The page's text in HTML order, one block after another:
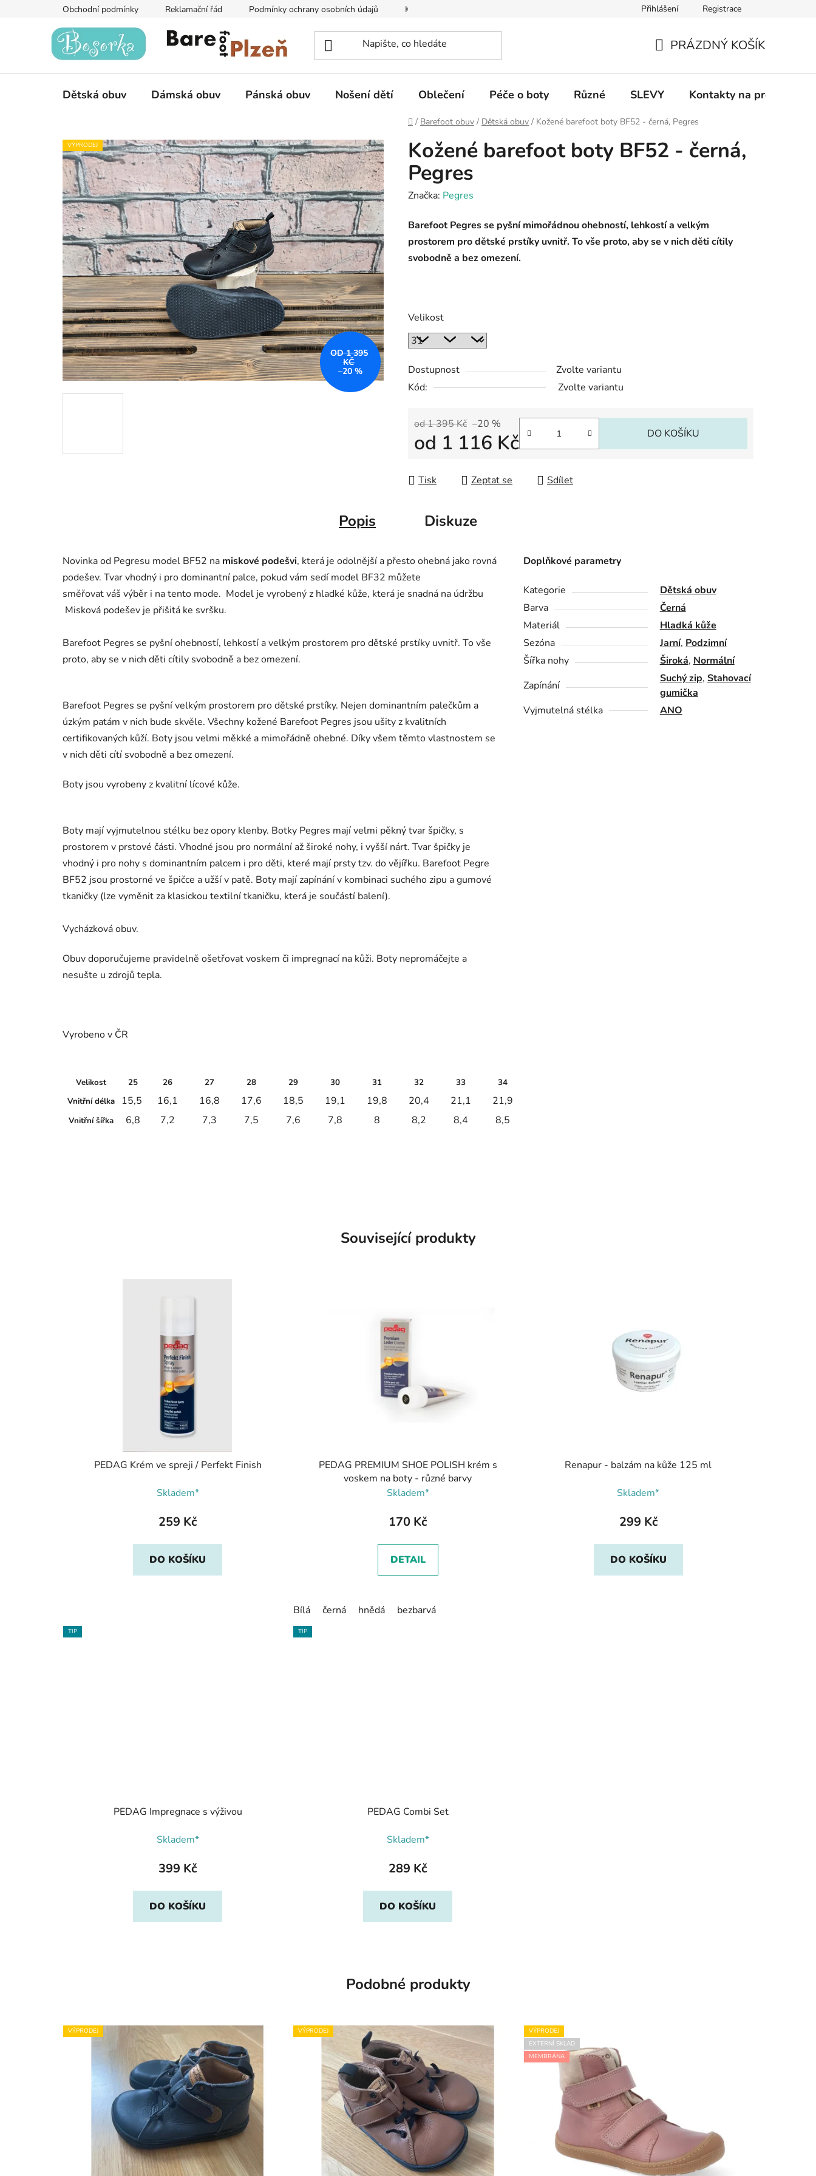
Obchodní podmínky Reklamační řád Podmínky ochrany osobních údajů Kontakty na prodejny Informace k on-line platbám Odstoupení od
Přihlášení Registrace
KOŠÍK
PRÁZDNÝ KOŠÍK
Dětská obuv Dámská obuv Pánská obuv Nošení dětí Oblečení Péče o boty Různé SLEVY Kontakty na prodejny
Domů
/ Barefoot obuv / Dětská obuv / Kožené barefoot boty BF52 - černá, Pegres
Kožené barefoot boty BF52 - černá,
Pegres
Značka: Pegres
Barefoot Pegres se pyšní mimořádnou ohebností, lehkostí a velkým
prostorem pro dětské prstíky uvnitř. To vše proto, aby se v nich děti cítily
svobodně a bez omezení.
Velikost
Dostupnost
Zvolte variantu
Kód:
Zvolte variantu
od 1 395 Kč –20 %
od 1 116 Kč DO KOŠÍKU
Tisk Zeptat se Sdílet
VÝPRODEJ
OD 1 395
KČ
–20 %
Popis Diskuze
Novinka od Pegresu model BF52 na miskové podešvi, která je odolnější a přesto ohebná jako rovná
podešev. Tvar vhodný i pro dominantní palce, pokud vám sedí model BF32 můžete
směřovat váš výběr i na tento mode. Model je vyrobený z hladké kůže, která je snadná na údržbu
Misková podešev je přišitá ke svršku.
Barefoot Pegres se pyšní ohebností, lehkostí a velkým prostorem pro dětské prstíky uvnitř. To vše
proto, aby se v nich děti cítily svobodně a bez omezení.
Barefoot Pegres se pyšní velkým prostorem pro dětské prstíky. Nejen dominantním palečkům a
úzkým patám v nich bude skvěle. Všechny kožené Barefoot Pegres jsou ušity z kvalitních
certifikovaných kůží. Boty jsou velmi měkké a mimořádně ohebné. Díky všem těmto vlastnostem se
v nich děti cítí svobodně a bez omezení.
Boty jsou vyrobeny z kvalitní lícové kůže.
Boty mají vyjmutelnou stélku bez opory klenby. Botky Pegres mají velmi pěkný tvar špičky, s
prostorem v prstové části. Vhodné jsou pro normální až široké nohy, i vyšší nárt. Tvar špičky je
vhodný i pro nohy s dominantním palcem i pro děti, které mají prsty tzv. do vějířku. Barefoot Pegre
BF52 jsou prostorné ve špičce a užší v patě. Boty mají zapínání v kombinaci suchého zipu a gumové
tkaničky (lze vyměnit za klasickou textilní tkaničku, která je součástí balení).
Vycházková obuv.
Obuv doporučujeme pravidelně ošetřovat voskem či impregnací na kůži. Boty nepromáčejte a
nesušte u zdrojů tepla.
Vyrobeno v ČR
Velikost 25 26 27 28 29 30 31 32 33
34
Vnitřní délka
15,5 16,1 16,8 17,6 18,5 19,1 19,8 20,4 21,1 21,9
Vnitřní šířka 6,8 7,2 7,3 7,5 7,6 7,8 8 8,2 8,4 8,5
Doplňkové parametry
Kategorie
Dětská obuv
Barva
Černá
Materiál
Hladká kůže
Sezóna
Jarní, Podzimní
Šířka nohy
Široká, Normální
Zapínání
Suchý zip, Stahovací
gumička
Vyjmutelná stélka
ANO
Související produkty
PEDAG Krém ve spreji / Perfekt Finish
Skladem*
259 Kč
DO KOŠÍKU
PEDAG PREMIUM SHOE POLISH krém s
voskem na boty - různé barvy
Skladem*
170 Kč
DETAIL
Bílá černá hnědá bezbarvá
Renapur - balzám na kůže 125 ml
Skladem*
299 Kč
DO KOŠÍKU
TIP
PEDAG Impregnace s výživou
Skladem*
399 Kč
DO KOŠÍKU
TIP
PEDAG Combi Set
Skladem*
289 Kč
DO KOŠÍKU
Podobné produkty
VÝPRODEJ VÝPRODEJ
VÝPRODEJ
EXTERNÍ SKLAD
MEMBRÁNA